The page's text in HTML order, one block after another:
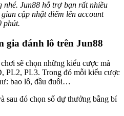
nhé. Jun88 hỗ trợ bạn rất nhiều
cập nhật điểm lên account
phút.
gia đánh lô trên Jun88
sẽ chọn những kiểu cược mà
PL2, PL3. Trong đó mỗi kiểu cược
bao lô, đầu đuôi…
sau đó chọn số dự thưởng bằng bí